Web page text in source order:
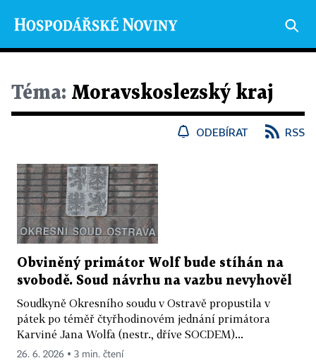
Téma: Moravskoslezský kraj
ODEBÍRAT RSS
Obviněný primátor Wolf bude stíhán na
svobodě. Soud návrhu na vazbu nevyhověl
Soudkyně Okresního soudu v Ostravě propustila v
pátek po téměř čtyřhodinovém jednání primátora
Karviné Jana Wolfa (nestr., dříve SOCDEM)...
26. 6. 2026 ▪ 3 min. čtení